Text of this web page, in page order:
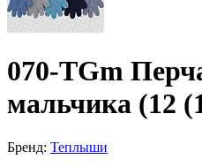
070-TGm
мальчика (12
Бренд: Теплыши